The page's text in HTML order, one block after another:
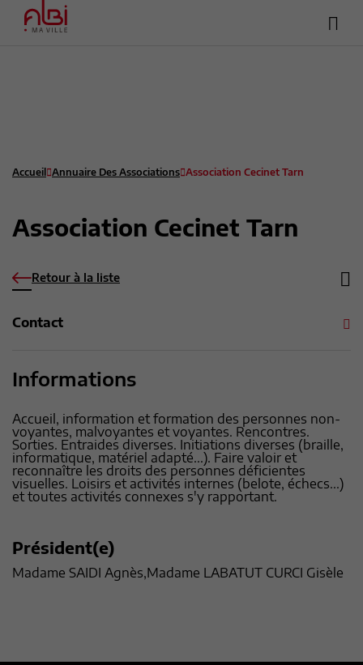
Accueil Annuaire Des Associations Association Cecinet Tarn
Association Cecinet Tarn
Retour à la liste
Contact
Informations
Accueil, information et formation des personnes non-
voyantes, malvoyantes et voyantes. Rencontres.
Sorties. Entraides diverses. Initiations diverses (braille,
informatique, matériel adapté...). Faire valoir et
reconnaître les droits des personnes déficientes
visuelles. Loisirs et activités internes (belote, échecs...)
et toutes activités connexes s'y rapportant.
Président(e)
Madame SAIDI Agnès,Madame LABATUT CURCI Gisèle